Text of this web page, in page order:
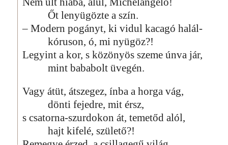
Őt lenyügözte a szín.
– Modern pogányt, ki vidul kacagó halál-
kóruson, ó, mi nyügöz?!
Legyint a kor, s közönyös szeme únva jár,
mint bababolt üvegén.
Vagy átüt, átszegez, ínba a horga vág,
dönti fejedre, mit érsz,
s csatorna-szurdokon át, temetőd alól,
hajt kifelé, születő?!